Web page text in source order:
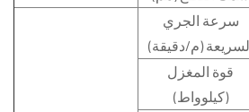
سرعة الجري
(م/دقيقة)
قوة المغزل
(كيلوواط)